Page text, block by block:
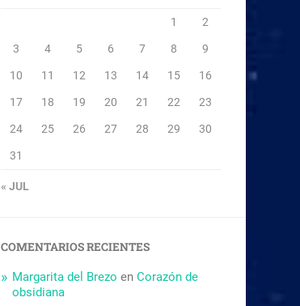
1 2
3 4 5 6 7 8 9
10 11 12 13 14 15 16
17 18 19 20 21 22 23
24 25 26 27 28 29 30
31
« JUL
COMENTARIOS RECIENTES
Margarita del Brezo enCorazón de
obsidiana